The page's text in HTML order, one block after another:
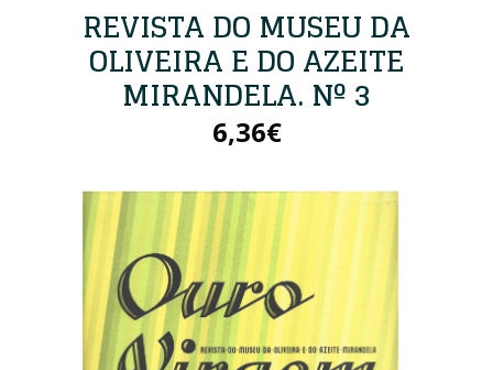
REVISTA DO MUSEU DA
OLIVEIRA E DO AZEITE
MIRANDELA. Nº 3
6,36€